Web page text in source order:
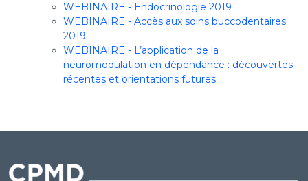
WEBINAIRE - Endocrinologie 2019
WEBINAIRE - Accès aux soins buccodentaires
2019
WEBINAIRE - L’application de la
neuromodulation en dépendance : découvertes
récentes et orientations futures